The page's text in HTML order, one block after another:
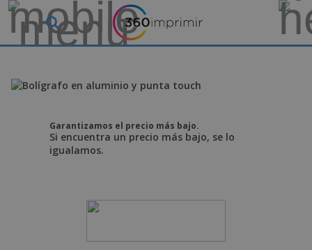
Garantizamos el precio más bajo.
Si encuentra un precio más bajo, se lo
igualamos.